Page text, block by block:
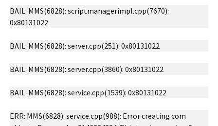
BAIL: MMS(6828): scriptmanagerimpl.cpp(7670):
0x80131022
BAIL: MMS(6828): server.cpp(251): 0x80131022
BAIL: MMS(6828): server.cpp(3860): 0x80131022
BAIL: MMS(6828): service.cpp(1539): 0x80131022
ERR: MMS(6828): service.cpp(988): Error creating com